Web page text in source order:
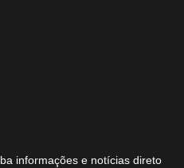
informações e notícias direto